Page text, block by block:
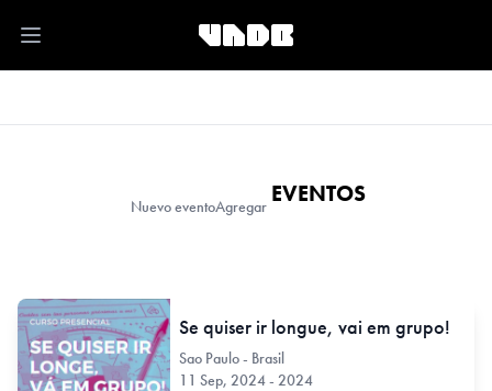
Open main menu
Nuevo eventoAgregar EVENTOS
Se quiser ir longue, vai em grupo!
Sao Paulo - Brasil
11 Sep, 2024 - 2024